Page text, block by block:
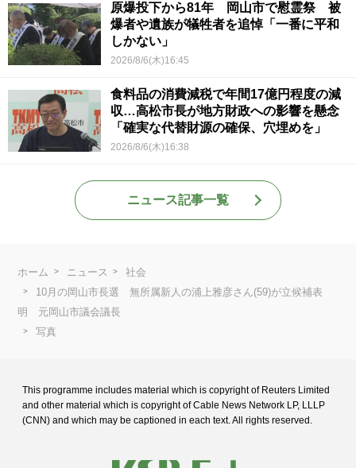
原爆投下から81年 岡山市で慰霊祭 被
爆者や遺族が犠牲者を追悼「一番に平和
しかない」
2026/8/6(木)16:45
食料品の消費減税で年間17億円程度の減
収…高松市長が地方財政への影響を懸念
「確実な代替財源の確保、穴埋めを」
2026/8/6(木)16:38
ニュース記事一覧
ホーム ニュース
社会
10月の岡山市長選 無所属新人の浦上雅彦さん(59)が立候補表
明 元岡山市議会議長
写真
This programme includes material which is copyright of Reuters Limited
and other material which is copyright of Cable News Network LP, LLLP
(CNN) and which may be captioned in each text. All rights reserved.